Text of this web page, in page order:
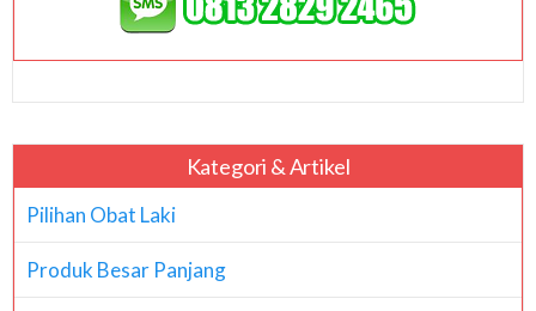
Kategori & Artikel
Pilihan Obat Laki
Produk Besar Panjang